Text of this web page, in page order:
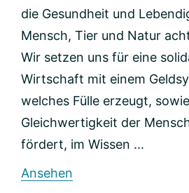
die Gesundheit und
Mensch, Tier und Natur
Wir setzen uns für eine
Wirtschaft mit einem
welches Fülle erzeugt,
Gleichwertigkeit der
fördert, im Wissen ...
Ansehen